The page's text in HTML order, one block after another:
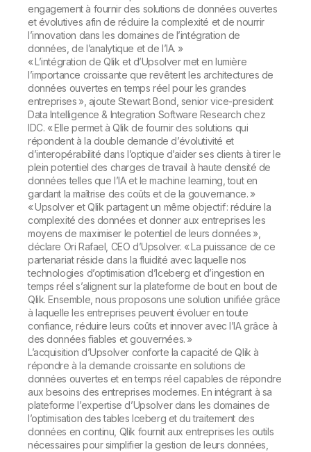
engagement à fournir des solutions de données ouvertes
et évolutives afin de réduire la complexité et de nourrir
l’innovation dans les domaines de l’intégration de
données, de l’analytique et de l’IA. »
«L’intégration de Qlik et d’Upsolver met en lumière
l’importance croissante que revêtent les architectures de
données ouvertes en temps réel pour les grandes
entreprises », ajoute Stewart Bond, senior vice-president
Data Intelligence & Integration Software Research chez
IDC. «Elle permet à Qlik de fournir des solutions qui
répondent à la double demande d’évolutivité et
d’interopérabilité dans l’optique d’aider ses clients à tirer le
plein potentiel des charges de travail à haute densité de
données telles que l’IA et le machine learning, tout en
gardant la maîtrise des coûts et de la gouvernance. »
«Upsolver et Qlik partagent un même objectif : réduire la
complexité des données et donner aux entreprises les
moyens de maximiser le potentiel de leurs données »,
déclare Ori Rafael, CEO d’Upsolver. «La puissance de ce
partenariat réside dans la fluidité avec laquelle nos
technologies d’optimisation d’Iceberg et d’ingestion en
temps réel s’alignent sur la plateforme de bout en bout de
Qlik. Ensemble, nous proposons une solution unifiée grâce
à laquelle les entreprises peuvent évoluer en toute
confiance, réduire leurs coûts et innover avec l’IA grâce à
des données fiables et gouvernées. »
L’acquisition d’Upsolver conforte la capacité de Qlik à
répondre à la demande croissante en solutions de
données ouvertes et en temps réel capables de répondre
aux besoins des entreprises modernes. En intégrant à sa
plateforme l’expertise d’Upsolver dans les domaines de
l’optimisation des tables Iceberg et du traitement des
données en continu, Qlik fournit aux entreprises les outils
nécessaires pour simplifier la gestion de leurs données,